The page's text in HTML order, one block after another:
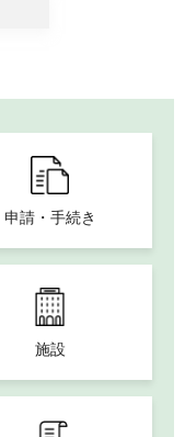
申請・手続き
施設